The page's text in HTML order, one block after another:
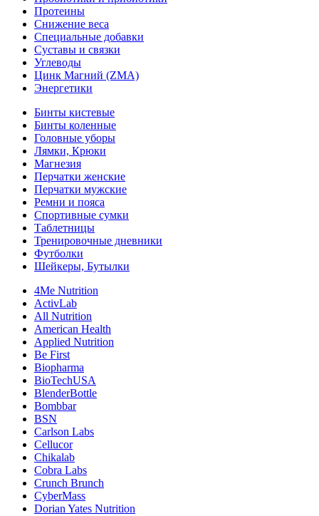
Протеины
Снижение веса
Специальные добавки
Суставы и связки
Углеводы
Цинк Магний (ZMA)
Энергетики
Бинты кистевые
Бинты коленные
Головные уборы
Лямки, Крюки
Магнезия
Перчатки женские
Перчатки мужские
Ремни и пояса
Спортивные сумки
Таблетницы
Тренировочные дневники
Футболки
Шейкеры, Бутылки
4Me Nutrition
ActivLab
All Nutrition
American Health
Applied Nutrition
Be First
Biopharma
BioTechUSA
BlenderBottle
Bombbar
BSN
Carlson Labs
Cellucor
Chikalab
Cobra Labs
Crunch Brunch
CyberMass
Dorian Yates Nutrition